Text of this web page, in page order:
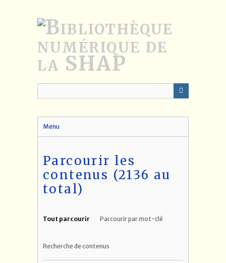
Menu
Parcourir les
contenus (2136 au
total)
Tout parcourir Parcourir par mot-clé
Recherche de contenus